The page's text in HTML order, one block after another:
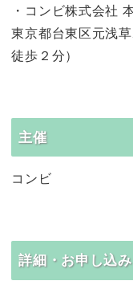
・コンビ株式会社
東京都台東区元浅
徒歩２分）
主催
コンビ
詳細・お申し込み